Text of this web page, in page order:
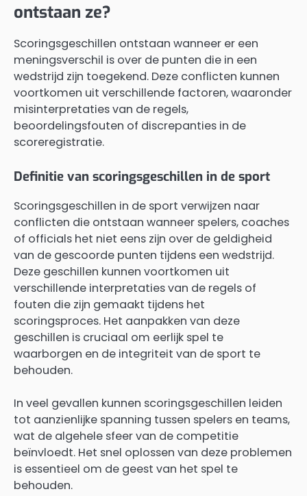
ontstaan ze?
Scoringsgeschillen ontstaan wanneer er een
meningsverschil is over de punten die in een
wedstrijd zijn toegekend. Deze conflicten kunnen
voortkomen uit verschillende factoren, waaronder
misinterpretaties van de regels,
beoordelingsfouten of discrepanties in de
scoreregistratie.
Definitie van scoringsgeschillen in de sport
Scoringsgeschillen in de sport verwijzen naar
conflicten die ontstaan wanneer spelers, coaches
of officials het niet eens zijn over de geldigheid
van de gescoorde punten tijdens een wedstrijd.
Deze geschillen kunnen voortkomen uit
verschillende interpretaties van de regels of
fouten die zijn gemaakt tijdens het
scoringsproces. Het aanpakken van deze
geschillen is cruciaal om eerlijk spel te
waarborgen en de integriteit van de sport te
behouden.
In veel gevallen kunnen scoringsgeschillen leiden
tot aanzienlijke spanning tussen spelers en teams,
wat de algehele sfeer van de competitie
beïnvloedt. Het snel oplossen van deze problemen
is essentieel om de geest van het spel te
behouden.